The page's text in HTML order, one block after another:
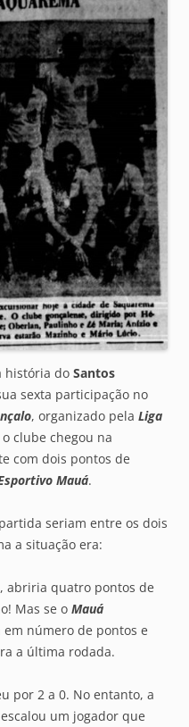
história do Santos
sexta participação no
, organizado pela Liga
o clube chegou na
com dois pontos de
Mauá.
seriam entre os dois
a situação era:
abriria quatro pontos de
Mas se o Mauá
número de pontos e
a última rodada.
por 2 a 0. No entanto, a
um jogador que